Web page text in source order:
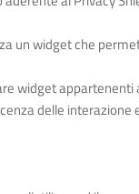
un widget che
widget
delle